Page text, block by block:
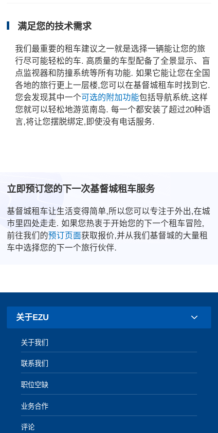
满足您的技术需求
我们最重要的租车建议之一就是选择一辆能让您的旅
行尽可能轻松的车. 高质量的车型配备了全景显示、盲
点监视器和防撞系统等所有功能. 如果它能让您在全国
各地的旅行更上一层楼,您可以在基督城租车时找到它.
您会发现其中一个可选的附加功能包括导航系统,这样
您就可以轻松地游览南岛. 每一个都安装了超过20种语
言,将让您摆脱绑定,即使没有电话服务.
立即预订您的下一次基督城租车服务
基督城租车让生活变得简单,所以您可以专注于外出,在城
市里四处走走. 如果您热衷于开始您的下一个租车冒险,
前往我们的预订页面获取报价,并从我们基督城的大量租
车中选择您的下一个旅行伙伴.
关于EZU
关于我们
联系我们
职位空缺
业务合作
评论